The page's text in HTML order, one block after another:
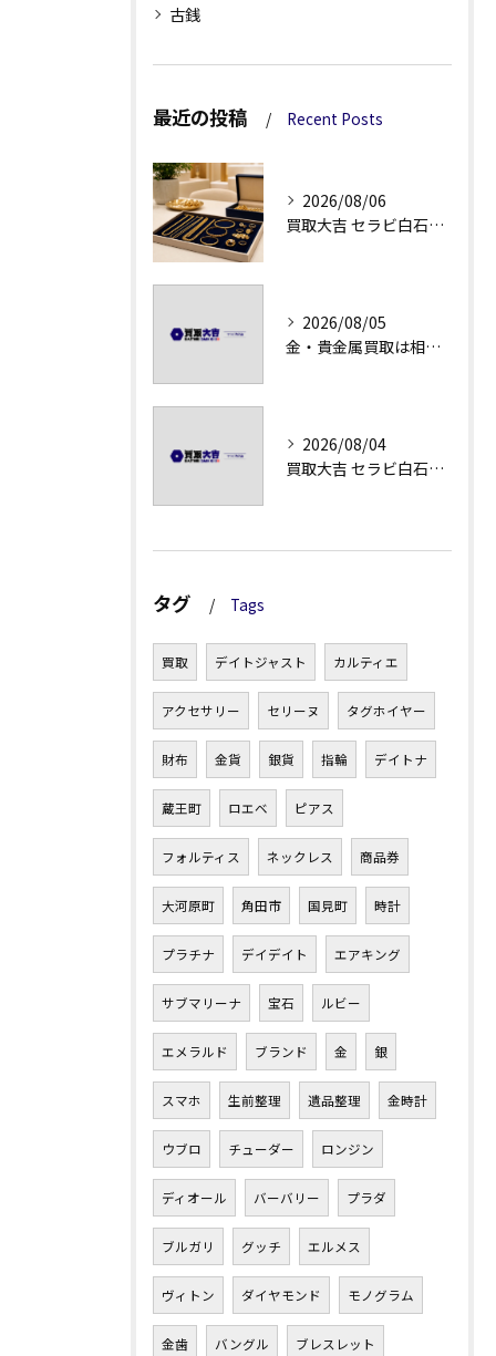
古銭
最近の投稿 Recent Posts
2026/08/06
買取大吉 セラビ白石店の金・貴金属買取で迷わない強み
2026/08/05
金・貴金属買取は相場急落日こそ査定のポイントを押さえる
2026/08/04
買取大吉 セラビ白石店の金・貴金属買取の流れ
タグ Tags
買取 デイトジャスト カルティエ
アクセサリー セリーヌ タグホイヤー
財布 金貨 銀貨 指輪 デイトナ
蔵王町 ロエベ ピアス
フォルティス ネックレス 商品券
大河原町 角田市 国見町 時計
プラチナ デイデイト エアキング
サブマリーナ 宝石 ルビー
エメラルド ブランド 金 銀
スマホ 生前整理 遺品整理 金時計
ウブロ チューダー ロンジン
ディオール バーバリー プラダ
ブルガリ グッチ エルメス
ヴィトン ダイヤモンド モノグラム
金歯 バングル ブレスレット